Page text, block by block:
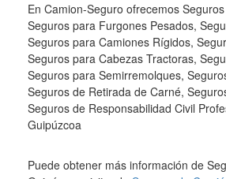
En Camion-Seguro ofrecemos
Seguros para Furgones Pesados,
Seguros para Camiones Rígidos,
Seguros para Cabezas Tractoras,
Seguros para Semirremolques,
Seguros de Retirada de Carné,
Seguros de Responsabilidad Civil
Guipúzcoa
Puede obtener más información de